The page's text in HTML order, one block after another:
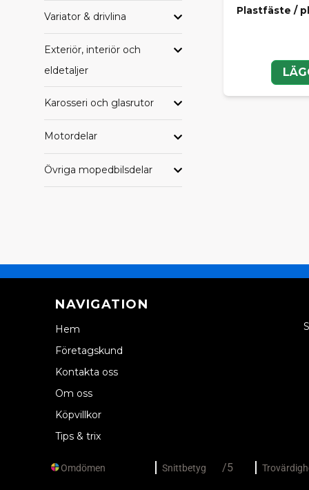
Variator & drivlina
Exteriör, interiör och
eldetaljer
Karosseri och glasrutor
Motordelar
Övriga mopedbilsdelar
Alla delar
Alla delar
Plastfäste /
NAVIGATION
Hem
Företagskund
Kontakta oss
Om oss
Köpvillkor
Tips & trix